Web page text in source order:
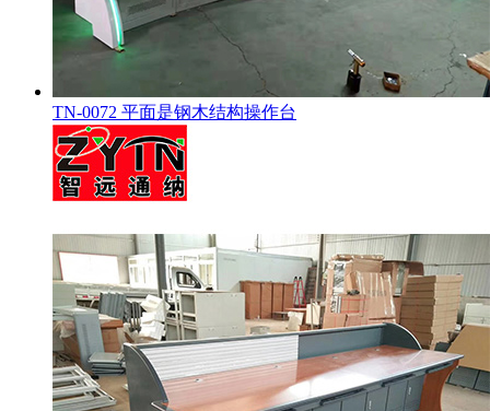
TN-0072 平面是钢木结构操作台